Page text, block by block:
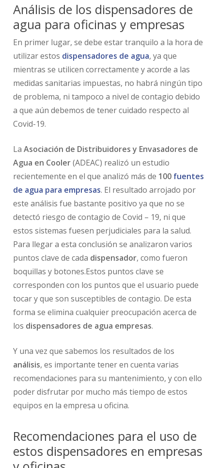
Análisis de los dispensadores de
agua para oficinas y empresas
En primer lugar, se debe estar tranquilo a la hora de
utilizar estos dispensadores de agua, ya que
mientras se utilicen correctamente y acorde a las
medidas sanitarias impuestas, no habrá ningún tipo
de problema, ni tampoco a nivel de contagio debido
a que aún debemos de tener cuidado respecto al
Covid-19.
La Asociación de Distribuidores y Envasadores de
Agua en Cooler(ADEAC) realizó un estudio
recientemente en el que analizó más de 100 fuentes
de agua para empresas. El resultado arrojado por
este análisis fue bastante positivo ya que no se
detectó riesgo de contagio de Covid – 19, ni que
estos sistemas fuesen perjudiciales para la salud.
Para llegar a esta conclusión se analizaron varios
puntos clave de cada dispensador, como fueron
boquillas y botones.Estos puntos clave se
corresponden con los puntos que el usuario puede
tocar y que son susceptibles de contagio. De esta
forma se elimina cualquier preocupación acerca de
los dispensadores de agua empresas.
Y una vez que sabemos los resultados de los
análisis, es importante tener en cuenta varias
recomendaciones para su mantenimiento, y con ello
poder disfrutar por mucho más tiempo de estos
equipos en la empresa u oficina.
Recomendaciones para el uso de
estos dispensadores en empresas